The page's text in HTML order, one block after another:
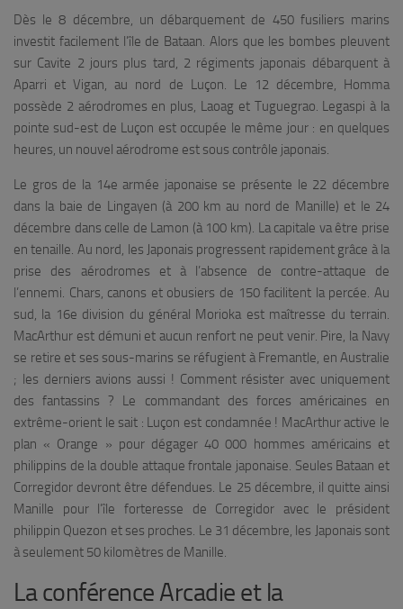
Dès le 8 décembre, un débarquement de 450 fusiliers marins
investit facilement l’île de Bataan. Alors que les bombes pleuvent
sur Cavite 2 jours plus tard, 2 régiments japonais débarquent à
Aparri et Vigan, au nord de Luçon. Le 12 décembre, Homma
possède 2 aérodromes en plus, Laoag et Tuguegrao. Legaspi à la
pointe sud-est de Luçon est occupée le même jour : en quelques
heures, un nouvel aérodrome est sous contrôle japonais.
Le gros de la 14e armée japonaise se présente le 22 décembre
dans la baie de Lingayen (à 200 km au nord de Manille) et le 24
décembre dans celle de Lamon (à 100 km). La capitale va être prise
en tenaille. Au nord, les Japonais progressent rapidement grâce à la
prise des aérodromes et à l’absence de contre-attaque de
l’ennemi. Chars, canons et obusiers de 150 facilitent la percée. Au
sud, la 16e division du général Morioka est maîtresse du terrain.
MacArthur est démuni et aucun renfort ne peut venir. Pire, la Navy
se retire et ses sous-marins se réfugient à Fremantle, en Australie
; les derniers avions aussi ! Comment résister avec uniquement
des fantassins ? Le commandant des forces américaines en
extrême-orient le sait : Luçon est condamnée ! MacArthur active le
plan « Orange » pour dégager 40 000 hommes américains et
philippins de la double attaque frontale japonaise. Seules Bataan et
Corregidor devront être défendues. Le 25 décembre, il quitte ainsi
Manille pour l’île forteresse de Corregidor avec le président
philippin Quezon et ses proches. Le 31 décembre, les Japonais sont
à seulement 50 kilomètres de Manille.
La conférence Arcadie et la